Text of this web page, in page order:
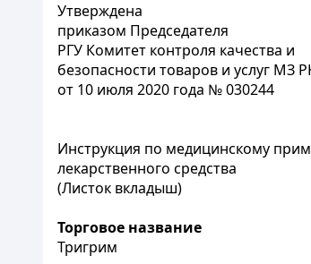
Утверждена
приказом Председателя
РГУ Комитет контроля качества и
безопасности товаров и услуг МЗ
от 10 июля 2020 года № 030244
Инструкция по медицинскому
лекарственного средства
(Листок вкладыш)
Торговое название
Тригрим